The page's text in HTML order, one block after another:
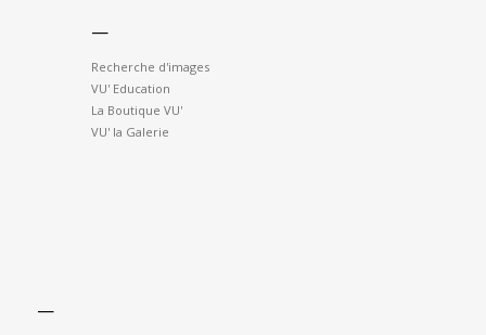
—
Recherche d'images
VU' Education
La Boutique VU'
VU' la Galerie
—